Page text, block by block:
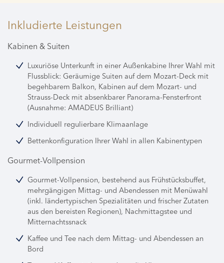
Inkludierte Leistungen
Kabinen & Suiten
Luxuriöse Unterkunft in einer Außenkabine Ihrer Wahl mit
Flussblick: Geräumige Suiten auf dem Mozart-Deck mit
begehbarem Balkon, Kabinen auf dem Mozart- und
Strauss-Deck mit absenkbarer Panorama-Fensterfront
(Ausnahme: AMADEUS Brilliant)
Individuell regulierbare Klimaanlage
Bettenkonfiguration Ihrer Wahl in allen Kabinentypen
Gourmet-Vollpension
Gourmet-Vollpension, bestehend aus Frühstücksbuffet,
mehrgängigen Mittag- und Abendessen mit Menüwahl
(inkl. ländertypischen Spezialitäten und frischer Zutaten
aus den bereisten Regionen), Nachmittagstee und
Mitternachtssnack
Kaffee und Tee nach dem Mittag- und Abendessen an
Bord